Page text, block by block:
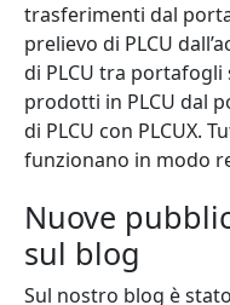
trasferimenti dal
prelievo di PLCU
di PLCU tra
prodotti in PLCU dal
di PLCU con PLCUX.
funzionano in modo
Nuove
sul blog
Sul nostro blog è